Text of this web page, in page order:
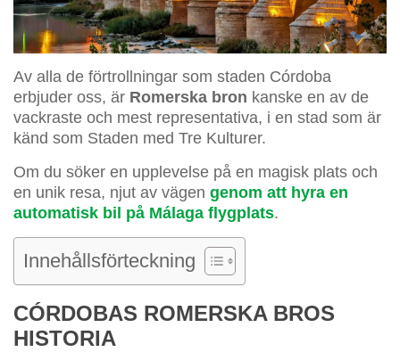
Av alla de förtrollningar som staden Córdoba
erbjuder oss, är Romerska bron kanske en av de
vackraste och mest representativa, i en stad som är
känd som Staden med Tre Kulturer.
Om du söker en upplevelse på en magisk plats och
en unik resa, njut av vägen genom att hyra en
automatisk bil på Málaga flygplats.
Innehållsförteckning
CÓRDOBAS ROMERSKA BROS
HISTORIA